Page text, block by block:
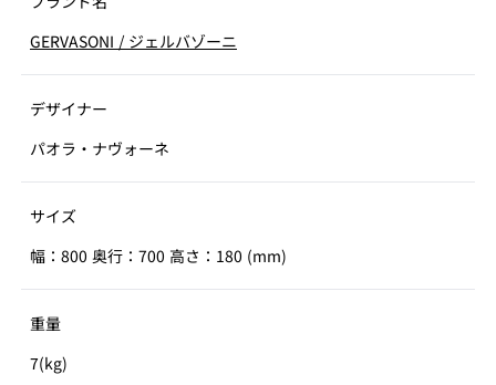
GERVASONI / ジェルバゾーニ
デザイナー
パオラ・ナヴォーネ
サイズ
幅：800 奥行：700 高さ：180 (mm)
重量
7(kg)